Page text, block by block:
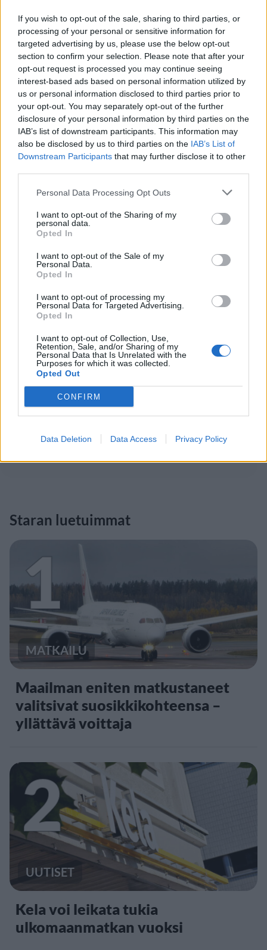
If you wish to opt-out of the sale, sharing to third parties, or
processing of your personal or sensitive information for
targeted advertising by us, please use the below opt-out
section to confirm your selection. Please note that after your
opt-out request is processed you may continue seeing
interest-based ads based on personal information utilized by
us or personal information disclosed to third parties prior to
your opt-out. You may separately opt-out of the further
disclosure of your personal information by third parties on the
IAB’s list of downstream participants. This information may
also be disclosed by us to third parties on the IAB’s List of
Downstream Participants that may further disclose it to other
Personal Data Processing Opt Outs
I want to opt-out of the Sharing of my
personal data.
Opted In
I want to opt-out of the Sale of my
Personal Data.
Opted In
I want to opt-out of processing my
Personal Data for Targeted Advertising.
Opted In
I want to opt-out of Collection, Use,
Retention, Sale, and/or Sharing of my
Personal Data that Is Unrelated with the
Purposes for which it was collected.
Opted Out
CONFIRM
Data Deletion Data Access Privacy Policy
liittyvistä teemoista ja aiheista, kutenOsmo
Pocket 4tai laajemmin samasta aihealueesta
Digi-osioistamme.
Ilmoita virheestä· · Toimitusperiaatteet
Staran luetuimmat
1
MATKAILU
Maailman eniten matkustaneet
valitsivat suosikkikohteensa –
yllättävä voittaja
2
UUTISET
Kela voi leikata tukia
ulkomaanmatkan vuoksi